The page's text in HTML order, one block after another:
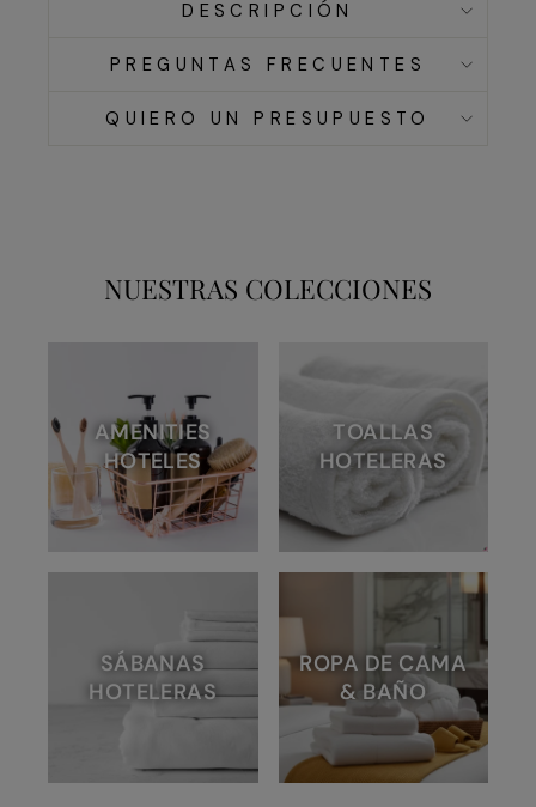
DESCRIPCIÓN
PREGUNTAS FRECUENTES
QUIERO UN PRESUPUESTO
NUESTRAS COLECCIONES
AMENITIES
HOTELES
TOALLAS
HOTELERAS
SÁBANAS
HOTELERAS
ROPA DE CAMA
& BAÑO